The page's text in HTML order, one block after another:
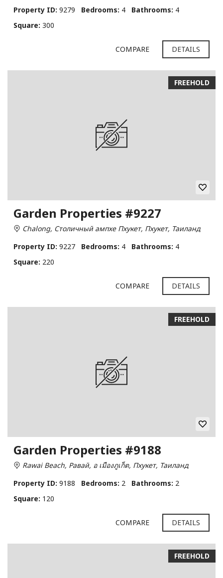
Property ID: 9279 Bedrooms: 4 Bathrooms: 4
Square: 300
COMPARE DETAILS
FREEHOLD
Garden Properties #9227
Chalong, Столичный ампхе Пхукет, Пхукет, Таиланд
Property ID: 9227 Bedrooms: 4 Bathrooms: 4
Square: 220
COMPARE DETAILS
FREEHOLD
Garden Properties #9188
Rawai Beach, Равай, อ เมืองภูเก็ต, Пхукет, Таиланд
Property ID: 9188 Bedrooms: 2 Bathrooms: 2
Square: 120
COMPARE DETAILS
FREEHOLD